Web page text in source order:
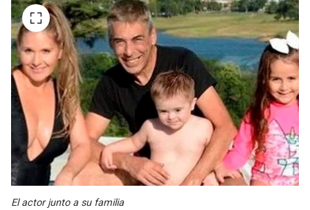
El actor junto a su familia